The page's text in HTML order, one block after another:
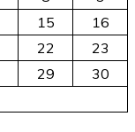
15
16
22
23
29
30